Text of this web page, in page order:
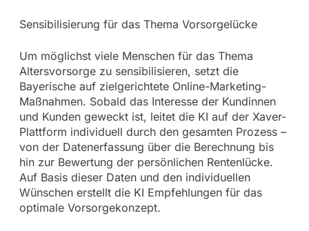
Sensibilisierung für das Thema Vorsorgelücke
Um möglichst viele Menschen für das Thema
Altersvorsorge zu sensibilisieren, setzt die
Bayerische auf zielgerichtete Online-Marketing-
Maßnahmen. Sobald das Interesse der Kundinnen
und Kunden geweckt ist, leitet die KI auf der Xaver-
Plattform individuell durch den gesamten Prozess –
von der Datenerfassung über die Berechnung bis
hin zur Bewertung der persönlichen Rentenlücke.
Auf Basis dieser Daten und den individuellen
Wünschen erstellt die KI Empfehlungen für das
optimale Vorsorgekonzept.